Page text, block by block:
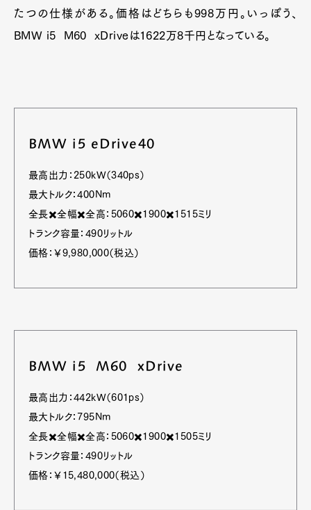
たつの仕様がある。価格はどちらも998万円。いっぽう、
BMW i5 M60 xDriveは1622万8千円となっている。
BMW i5 eDrive40
最高出力：250kW（340ps）
最大トルク：400Nm
全長✖️全幅✖️全高：5060✖️1900✖️1515ミリ
トランク容量：490リットル
価格：￥9,980,000（税込）
BMW i5 M60 xDrive
最高出力：442kW（601ps）
最大トルク：795Nm
全長✖️全幅✖️全高：5060✖️1900✖️1505ミリ
トランク容量：490リットル
価格：￥15,480,000（税込）